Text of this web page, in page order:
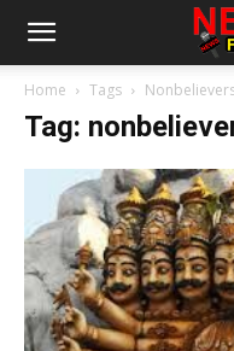
Home Tags
Tag: